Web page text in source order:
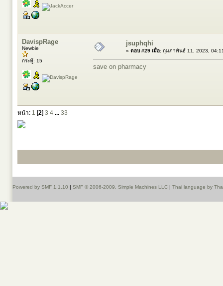
DavispRage
Newbie
กระทู้: 15
jsuphqhi
« ตอบ #29 เมื่อ: กุมภาพันธ์ 11, 2023,
save on pharmacy
หน้า: 1 [2] 3 4 ... 33
Powered by SMF 1.1.10 | SMF © 2006-2009, Simple Machines LLC | Thai language by